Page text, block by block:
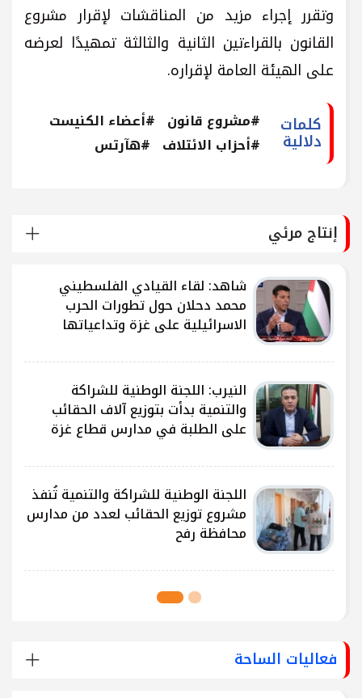
وتقرر إجراء مزيد من المناقشات لإقرار مشروع
القانون بالقراءتين الثانية والثالثة تمهيدًا لعرضه
على الهيئة العامة لإقراره.
كلمات
دلالية
#مشروع قانون #أعضاء الكنيست
#أحزاب الائتلاف #هآرتس
إنتاج مرئي
شاهد: لقاء القيادي الفلسطيني
محمد دحلان حول تطورات الحرب
الاسرائيلية على غزة وتداعياتها
النيرب: اللجنة الوطنية للشراكة
والتنمية بدأت بتوزيع آلاف الحقائب
على الطلبة في مدارس قطاع غزة
اللجنة الوطنية للشراكة والتنمية تُنفذ
مشروع توزيع الحقائب لعدد من مدارس
محافظة رفح
فعاليات الساحة